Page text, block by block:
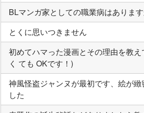
BLマンガ家としての職業病はあります
とくに思いつきません
初めてハマった漫画とその理由を教
く ても OKです！)
神風怪盗ジャンヌが最初です、絵が緻
した